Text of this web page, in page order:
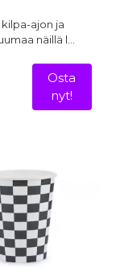
kilpa-ajon ja
näillä l…
Osta
nyt!